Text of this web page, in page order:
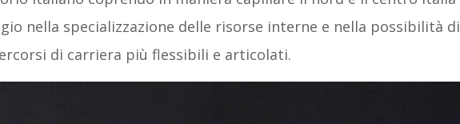
nella specializzazione delle risorse interne e nella possibilità di
di carriera più flessibili e articolati.